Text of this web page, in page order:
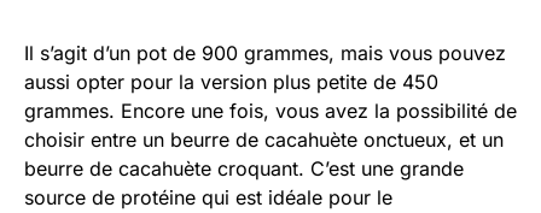
Il s’agit d’un pot de 900 grammes, mais vous pouvez
aussi opter pour la version plus petite de 450
grammes. Encore une fois, vous avez la possibilité de
choisir entre un beurre de cacahuète onctueux, et un
beurre de cacahuète croquant. C’est une grande
source de protéine qui est idéale pour le